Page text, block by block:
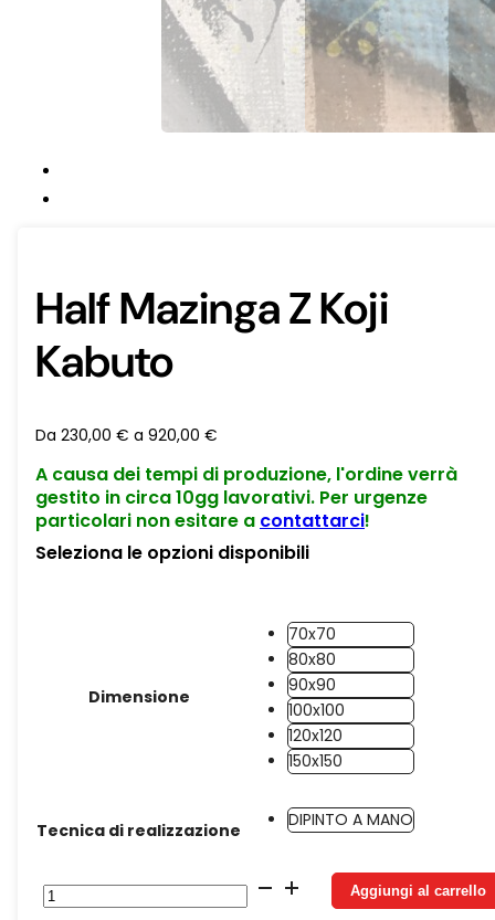
Half Mazinga Z Koji
Kabuto
Da 230,00 € a 920,00 €
A causa dei tempi di produzione, l'ordine verrà
gestito in circa 10gg lavorativi. Per urgenze
particolari non esitare a contattarci!
Seleziona le opzioni disponibili
Dimensione
70x70
80x80
90x90
100x100
120x120
150x150
Tecnica di realizzazione DIPINTO A MANO
Half
Mazinga
Aggiungi al carrello